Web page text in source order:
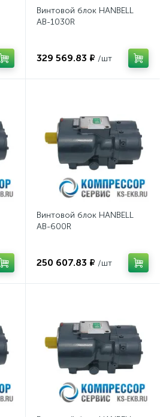
Винтовой блок HANBELL
AB-1030R
329 569.83 ₽ /шт
Винтовой блок HANBELL
AB-600R
250 607.83 ₽ /шт